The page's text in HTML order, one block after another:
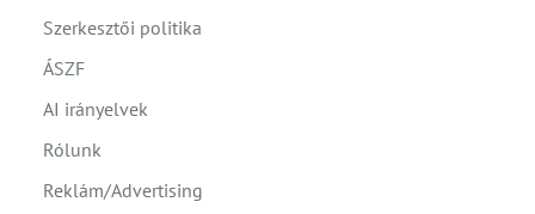
Szerkesztői politika
ÁSZF
AI irányelvek
Rólunk
Reklám/Advertising